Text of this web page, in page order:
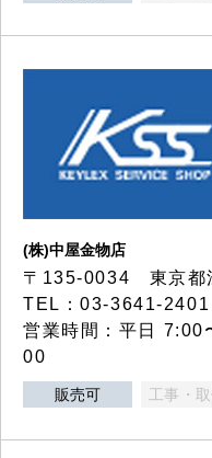
(株)中屋金物店
〒135-0034 東京都
TEL：03-3641-
営業時間：平日
00
販売可 工事・